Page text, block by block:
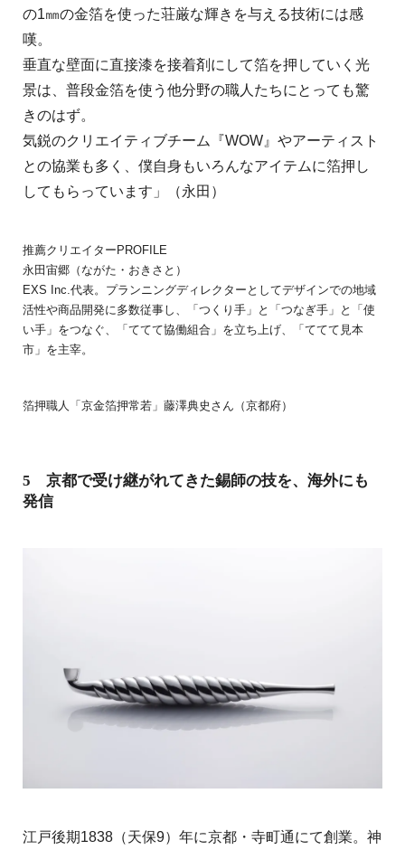
の1㎜の金箔を使った荘厳な輝きを与える技術には感
嘆。
垂直な壁面に直接漆を接着剤にして箔を押していく光
景は、普段金箔を使う他分野の職人たちにとっても驚
きのはず。
気鋭のクリエイティブチーム『WOW』やアーティスト
との協業も多く、僕自身もいろんなアイテムに箔押し
してもらっています」（永田）
推薦クリエイターPROFILE
永田宙郷（ながた・おきさと）
EXS Inc.代表。プランニングディレクターとしてデザインでの地域
活性や商品開発に多数従事し、「つくり手」と「つなぎ手」と「使
い手」をつなぐ、「ててて協働組合」を立ち上げ、「ててて見本
市」を主宰。
箔押職人「京金箔押常若」藤澤典史さん（京都府）
5 京都で受け継がれてきた錫師の技を、海外にも
発信
江戸後期1838（天保9）年に京都・寺町通にて創業。神